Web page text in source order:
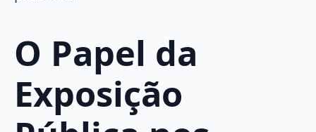
O Papel da
Exposição